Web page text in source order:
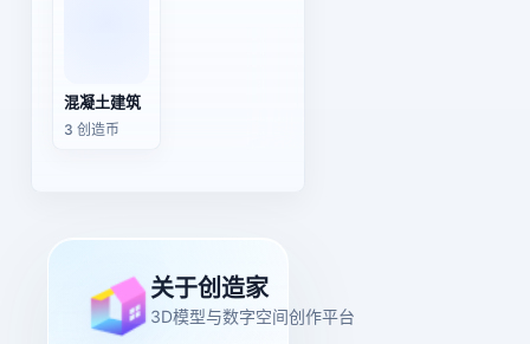
混凝土建筑
3 创造币
关于创造家
3D模型与数字空间创作平台